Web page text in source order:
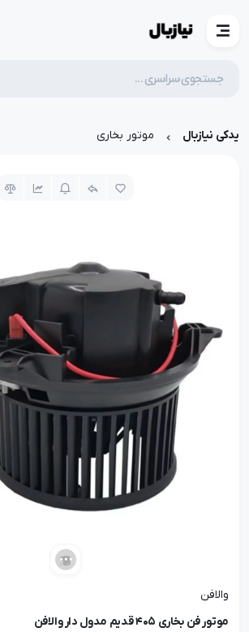
یدکی نیازبال موتور بخاری
والافن
موتور فن بخاری 405 قدیم مدول دار والافن